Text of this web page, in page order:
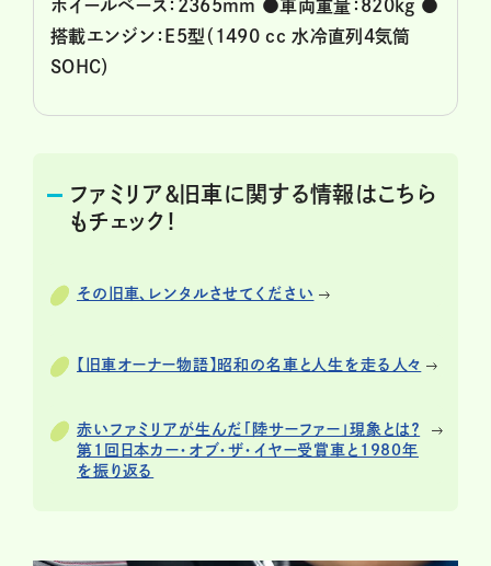
ホイールベース：2365mm ●車両重量：820kg ●
搭載エンジン：E5型（1490 cc 水冷直列4気筒
SOHC）
ファミリア＆旧車に関する情報はこちら
もチェック！
その旧車、レンタルさせてください
【旧車オーナー物語】昭和の名車と人生を走る人々
赤いファミリアが生んだ「陸サーファー」現象とは？
第1回日本カー・オブ・ザ・イヤー受賞車と1980年
を振り返る